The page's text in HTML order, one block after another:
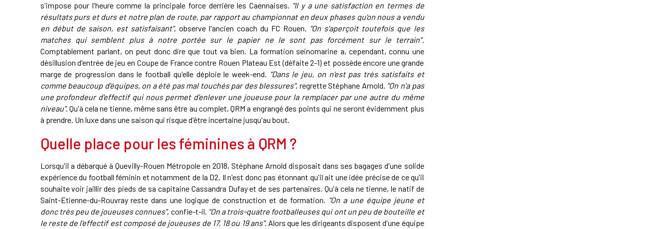
s'impose pour l'heure comme la principale force derrière les Caennaises. "Il y a une satisfaction en termes de
résultats purs et durs et notre plan de route, par rapport au championnat en deux phases qu'on nous a vendu
en début de saison, est satisfaisant", observe l'ancien coach du FC Rouen. "On s'aperçoit toutefois que les
matches qui semblent plus à notre portée sur le papier ne le sont pas forcément sur le terrain".
Comptablement parlant, on peut donc dire que tout va bien. La formation seinomarine a, cependant, connu une
désillusion d'entrée de jeu en Coupe de France contre Rouen Plateau Est (défaite 2-1) et possède encore une grande
marge de progression dans le football qu'elle déploie le week-end. "Dans le jeu, on n'est pas très satisfaits et
comme beaucoup d'équipes, on a été pas mal touchés par des blessures", regrette Stéphane Arnold. "On n'a pas
une profondeur d'effectif qui nous permet d'enlever une joueuse pour la remplacer par une autre du même
niveau". Qu'à cela ne tienne, même sans être au complet, QRM a engrangé des points qui ne seront évidemment plus
à prendre. Un luxe dans une saison qui risque d'être incertaine jusqu'au bout.
Quelle place pour les féminines à QRM ?
Lorsqu'il a débarqué à Quevilly-Rouen Métropole en 2018, Stéphane Arnold disposait dans ses bagages d'une solide
expérience du football féminin et notamment de la D2. Il n'est donc pas étonnant qu'il ait une idée précise de ce qu'il
souhaite voir jaillir des pieds de sa capitaine Cassandra Dufay et de ses partenaires. Qu'à cela ne tienne, le natif de
Saint-Etienne-du-Rouvray reste dans une logique de construction et de formation. "On a une équipe jeune et
donc très peu de joueuses connues", confie-t-il. "On a trois-quatre footballeuses qui ont un peu de bouteille et
le reste de l'effectif est composé de joueuses de 17, 18 ou 19 ans". Alors que les dirigeants disposent d'une équipe